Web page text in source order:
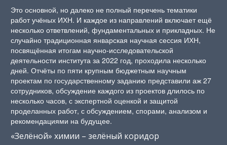
Это основной, но далеко не полный перечень тематики
работ учёных ИХН. И каждое из направлений включает ещё
несколько ответвлений, фундаментальных и прикладных. Не
случайно традиционная январская научная сессия ИХН,
посвящённая итогам научно-исследовательской
деятельности института за 2022 год, проходила несколько
дней. Отчёты по пяти крупным бюджетным научным
проектам по государственному заданию представили аж 27
сотрудников, обсуждение каждого из проектов длилось по
несколько часов, с экспертной оценкой и защитой
проделанных работ, с обсуждением, спорами, анализом и
рекомендациями на будущее.
«Зелёной» химии – зелёный коридор